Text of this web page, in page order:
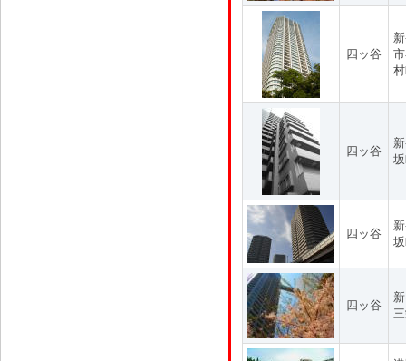
四ッ谷
四ッ谷
四ッ谷
四ッ谷